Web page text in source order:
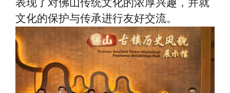
文化的保护与传承进行友好交流。